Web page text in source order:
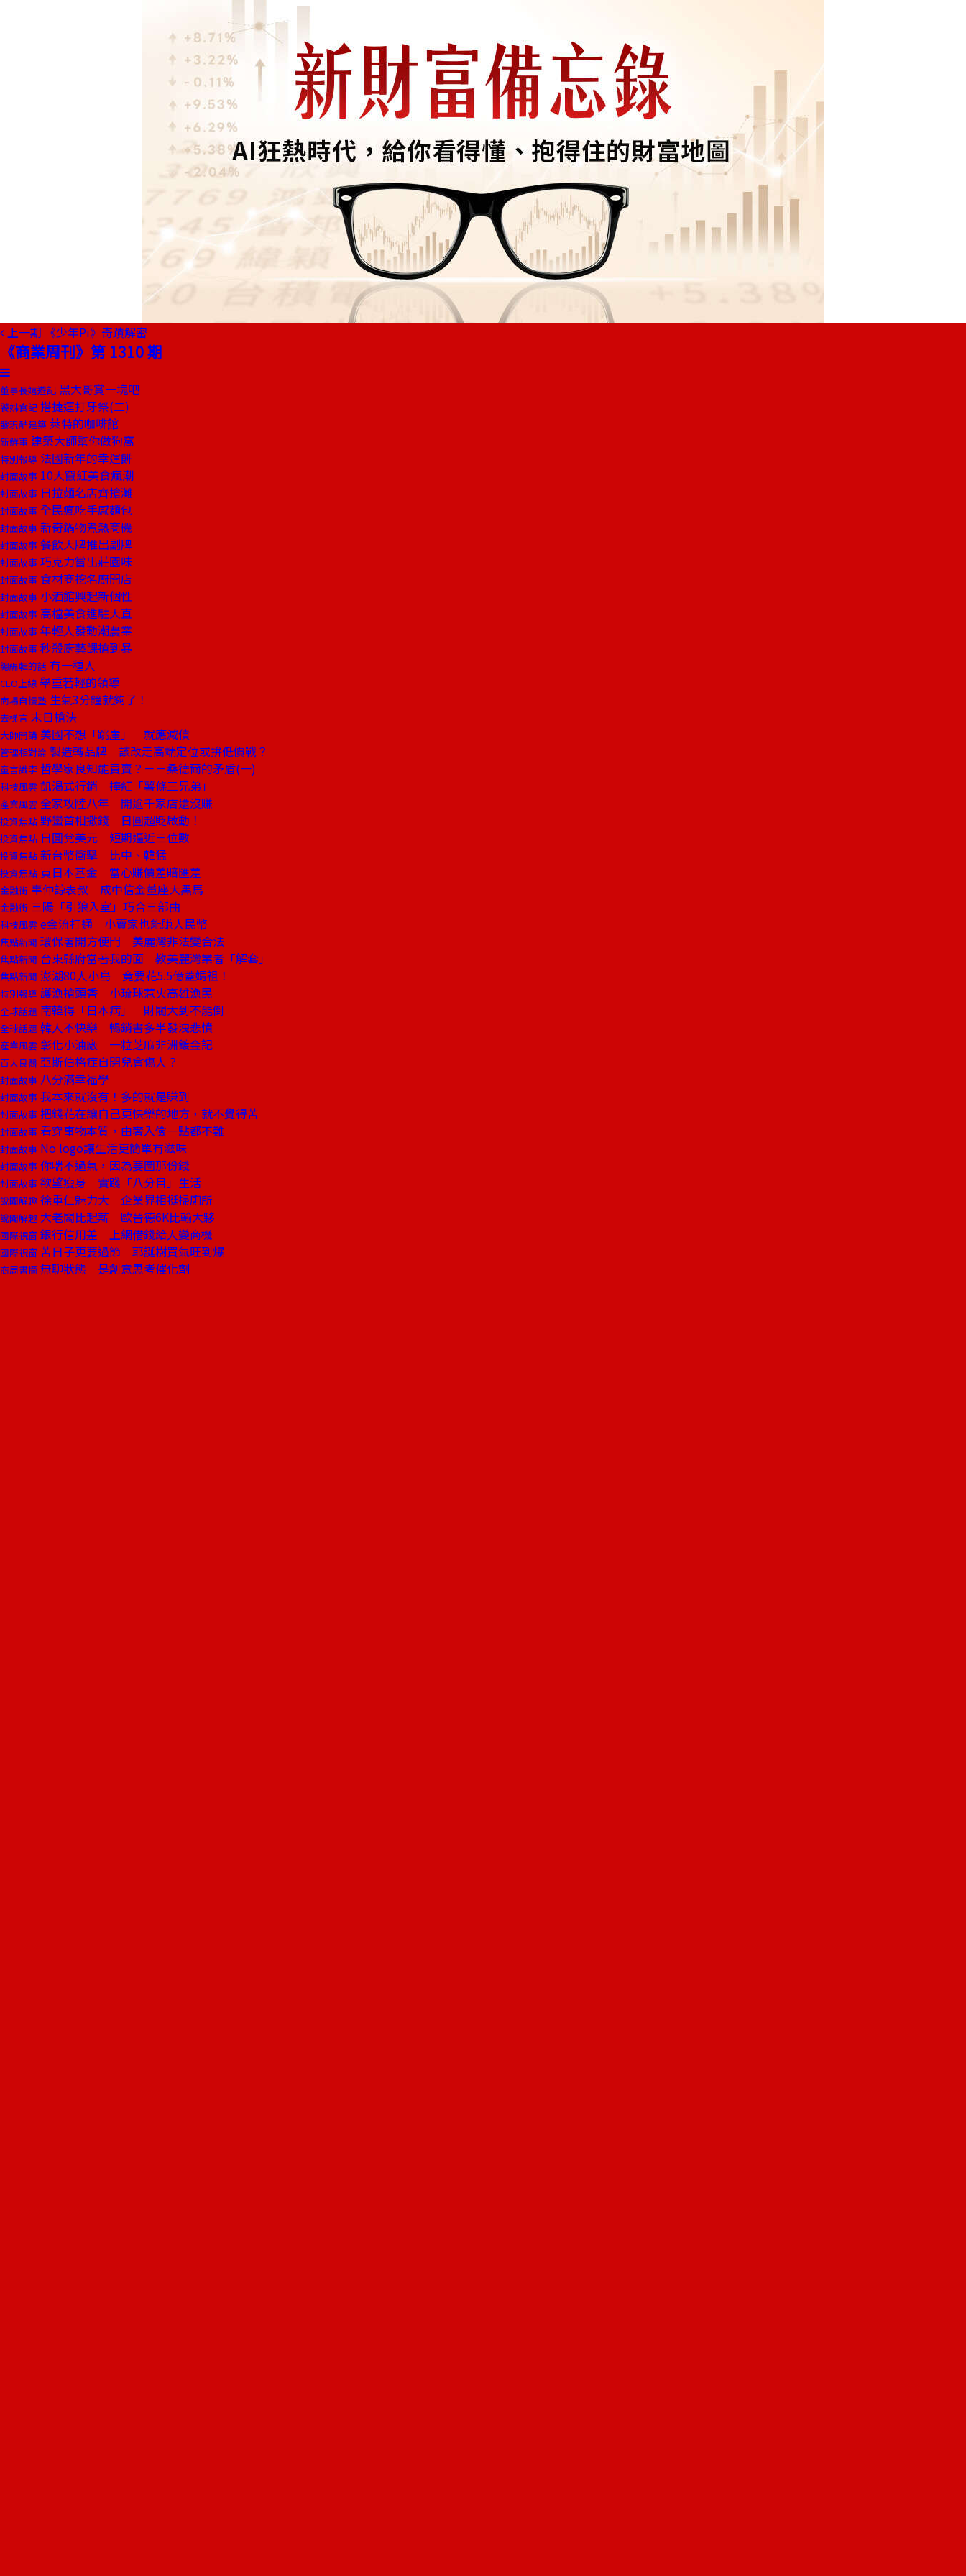
上一期 《少年Pi》奇蹟解密
《商業周刊》第 1310 期
董事長嬉遊記 黑大哥賞一塊吧
饕姊食記 搭捷運打牙祭(二)
發現酷建築 萊特的咖啡館
新鮮事 建築大師幫你做狗窩
特別報導 法國新年的幸運餅
封面故事 10大竄紅美食瘋潮
封面故事 日拉麵名店齊搶灘
封面故事 全民瘋吃手感麵包
封面故事 新奇鍋物煮熱商機
封面故事 餐飲大牌推出副牌
封面故事 巧克力嘗出莊園味
封面故事 食材商挖名廚開店
封面故事 小酒館興起新個性
封面故事 高檔美食進駐大直
封面故事 年輕人發動潮農業
封面故事 秒殺廚藝課搶到暴
總編輯的話 有一種人
CEO上線 舉重若輕的領導
商場自慢塾 生氣3分鐘就夠了！
去梯言 末日槍決
大師開講 美國不想「跳崖」 就應減債
管理相對論 製造轉品牌 該改走高端定位或拚低價戰？
童言識李 哲學家良知能買賣？－－桑德爾的矛盾(一)
科技風雲 飢渴式行銷 捧紅「薯條三兄弟」
產業風雲 全家攻陸八年 開逾千家店還沒賺
投資焦點 野蠻首相撒錢 日圓超貶啟動！
投資焦點 日圓兌美元 短期逼近三位數
投資焦點 新台幣衝擊 比中、韓猛
投資焦點 買日本基金 當心賺價差賠匯差
金融街 辜仲諒表叔 成中信金董座大黑馬
金融街 三陽「引狼入室」巧合三部曲
科技風雲 e金流打通 小賣家也能賺人民幣
焦點新聞 環保署開方便門 美麗灣非法變合法
焦點新聞 台東縣府當著我的面 教美麗灣業者「解套」
焦點新聞 澎湖80人小島 竟要花5.5億蓋媽祖！
特別報導 護漁搶頭香 小琉球惹火高雄漁民
全球話題 南韓得「日本病」 財閥大到不能倒
全球話題 韓人不快樂 暢銷書多半發洩悲憤
產業風雲 彰化小油廠 一粒芝麻非洲鍍金記
百大良醫 亞斯伯格症自閉兒會傷人？
封面故事 八分滿幸福學
封面故事 我本來就沒有！多的就是賺到
封面故事 把錢花在讓自己更快樂的地方，就不覺得苦
封面故事 看穿事物本質，由奢入儉一點都不難
封面故事 No logo讓生活更簡單有滋味
封面故事 你喘不過氣，因為要圖那份錢
封面故事 欲望瘦身 實踐「八分目」生活
說聞解趣 徐重仁魅力大 企業界相挺掃廁所
說聞解趣 大老闆比起薪 歐晉德6K比輸大夥
國際視窗 銀行信用差 上網借錢給人變商機
國際視窗 苦日子更要過節 耶誕樹買氣旺到爆
商周書摘 無聊狀態 是創意思考催化劑